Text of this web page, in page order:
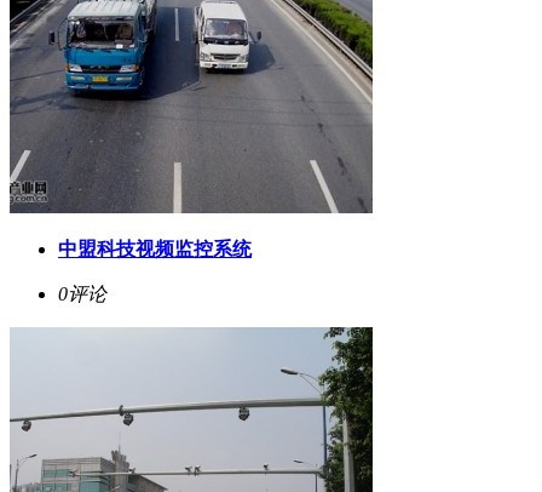
中盟科技视频监控系统
0评论